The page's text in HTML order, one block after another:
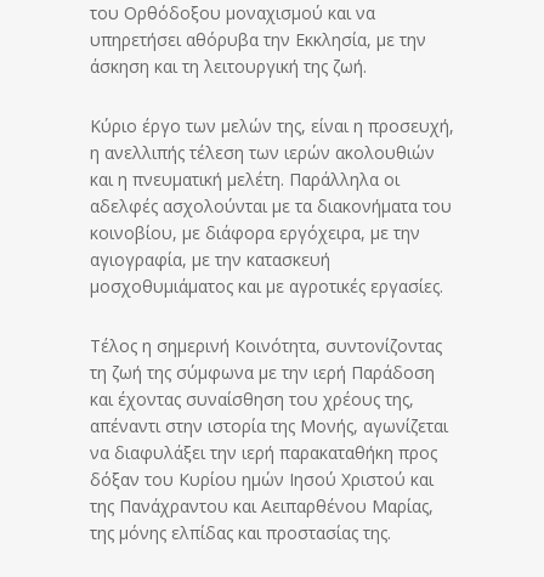
του Ορθόδοξου μοναχισμού και να
υπηρετήσει αθόρυβα την Εκκλησία, με την
άσκηση και τη λειτουργική της ζωή.
Κύριο έργο των μελών της, είναι η προσευχή,
η ανελλιπής τέλεση των ιερών ακολουθιών
και η πνευματική μελέτη. Παράλληλα οι
αδελφές ασχολούνται με τα διακονήματα του
κοινοβίου, με διάφορα εργόχειρα, με την
αγιογραφία, με την κατασκευή
μοσχοθυμιάματος και με αγροτικές εργασίες.
Τέλος η σημερινή Κοινότητα, συντονίζοντας
τη ζωή της σύμφωνα με την ιερή Παράδοση
και έχοντας συναίσθηση του χρέους της,
απέναντι στην ιστορία της Μονής, αγωνίζεται
να διαφυλάξει την ιερή παρακαταθήκη προς
δόξαν του Κυρίου ημών Ιησού Χριστού και
της Πανάχραντου και Αειπαρθένου Μαρίας,
της μόνης ελπίδας και προστασίας της.